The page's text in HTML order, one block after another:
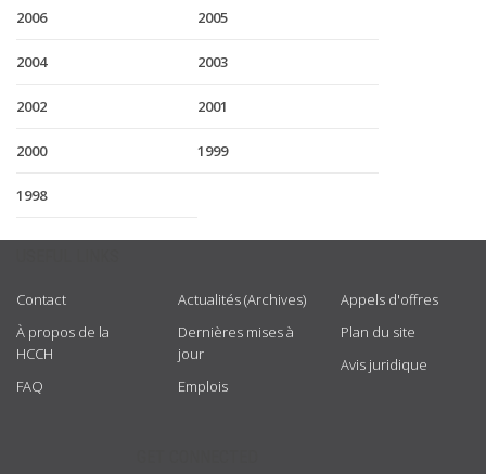
2006 2005
2004 2003
2002 2001
2000 1999
1998
Contact
À propos de la
HCCH
FAQ
Actualités (Archives)
Dernières mises à
jour
Emplois
Appels d'offres
Plan du site
Avis juridique